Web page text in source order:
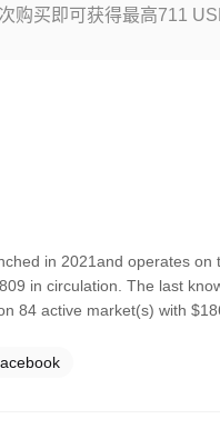
购买即可获得最高711
in 2021and operates
in circulation. The last
84 active market(s) with